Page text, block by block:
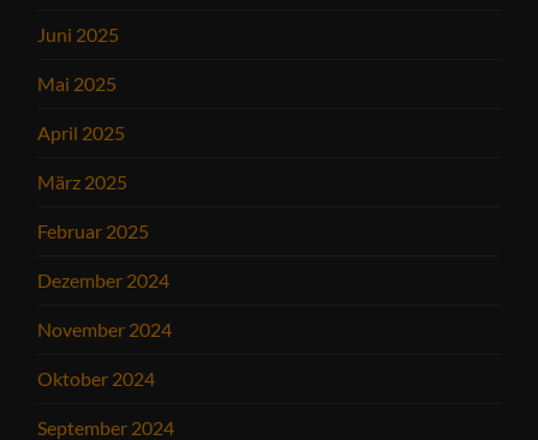
Juni 2025
Mai 2025
April 2025
März 2025
Februar 2025
Dezember 2024
November 2024
Oktober 2024
September 2024